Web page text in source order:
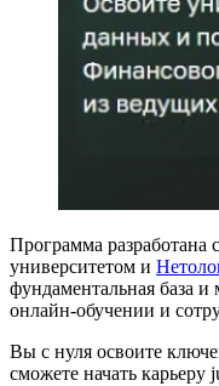
Программа
университетом и
фундаментальная база
онлайн-обучении и
Вы с нуля освоите
сможете начать карьеру